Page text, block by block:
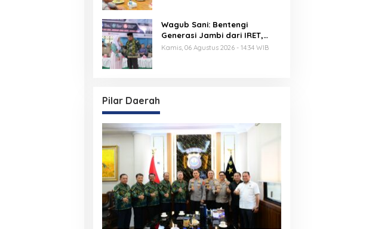
Wagub Sani: Bentengi
Generasi Jambi dari IRET,
TCC, dan Perundungan
Kamis, 06 Agustus 2026 - 14:34 WIB
Pilar Daerah